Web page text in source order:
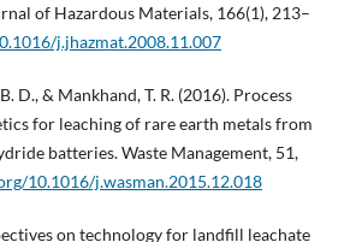
of Hazardous Materials, 166(1), 213–
j.jhazmat.2008.11.007
D., & Mankhand, T. R. (2016). Process
for leaching of rare earth metals from
batteries. Waste Management, 51,
10.1016/j.wasman.2015.12.018
on technology for landfill leachate